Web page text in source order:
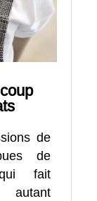
de
de
fait